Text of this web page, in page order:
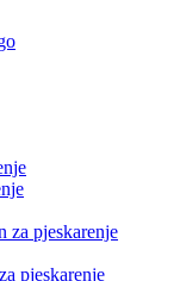
za pjeskarenje
pjeskarenje